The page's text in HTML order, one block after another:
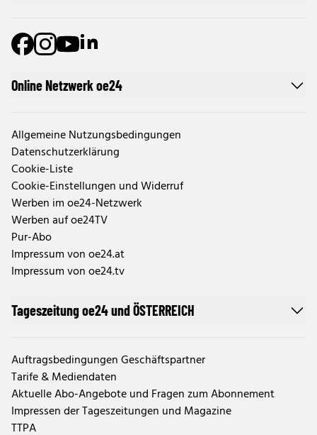
Online Netzwerk oe24
Allgemeine Nutzungsbedingungen
Datenschutzerklärung
Cookie-Liste
Cookie-Einstellungen und Widerruf
Werben im oe24-Netzwerk
Werben auf oe24TV
Pur-Abo
Impressum von oe24.at
Impressum von oe24.tv
Tageszeitung oe24 und ÖSTERREICH
Auftragsbedingungen Geschäftspartner
Tarife & Mediendaten
Aktuelle Abo-Angebote und Fragen zum Abonnement
Impressen der Tageszeitungen und Magazine
TTPA